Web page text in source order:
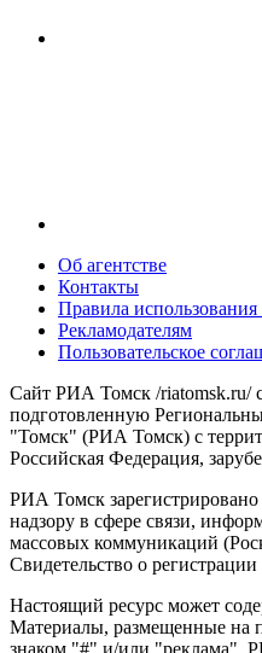
Об агентстве
Контакты
Правила использования
Рекламодателям
Пользовательское
Сайт РИА Томск /riatomsk.ru/
подготовленную
"Томск" (РИА Томск) с
Российская Федерация,
РИА Томск
надзору в сфере связи,
массовых коммуникаций
Свидетельство о
Настоящий ресурс может
Материалы, размещенные на
знаком "#" и/или "реклама".